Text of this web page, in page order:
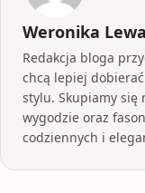
Weronika
Redakcja bloga
chcą lepiej
stylu. Skupiamy się
wygodzie oraz
codziennych i